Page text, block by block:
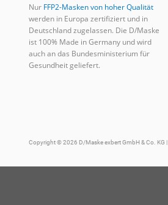
Nur FFP2-Masken von hoher Qualität
werden in Europa zertifiziert und in
Deutschland zugelassen. Die D/Maske
ist 100% Made in Germany und wird
auch an das Bundesministerium für
Gesundheit geliefert.
Copyright © 2026 D/Maske exbert GmbH & Co. KG |